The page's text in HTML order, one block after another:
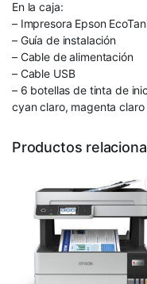
En la caja:
– Impresora Epson
– Guía de instalación
– Cable de alimentación
– Cable USB
– 6 botellas de tinta de
cyan claro, magenta claro
Productos